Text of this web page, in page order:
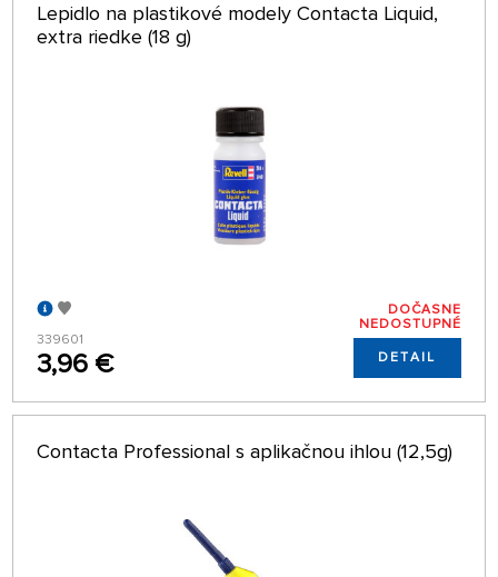
Lepidlo na plastikové modely Contacta Liquid,
extra riedke (18 g)
339601
3,96 €
DOČASNE
NEDOSTUPNÉ
DETAIL
Contacta Professional s aplikačnou ihlou (12,5g)